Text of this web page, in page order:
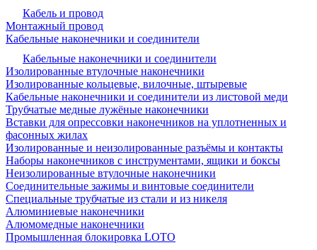
Кабель и провод
Монтажный провод
Кабельные наконечники и соединители
Кабельные наконечники и соединители
Изолированные втулочные наконечники
Изолированные кольцевые, вилочные, штыревые
Кабельные наконечники и соединители из листовой меди
Трубчатые медные лужёные наконечники
Вставки для опрессовки наконечников на уплотненных и
фасонных жилах
Изолированные и неизолированные разъёмы и контакты
Наборы наконечников с инструментами, ящики и боксы
Неизолированные втулочные наконечники
Соединительные зажимы и винтовые соединители
Специальные трубчатые из стали и из никеля
Алюминиевые наконечники
Алюмомедные наконечники
Промышленная блокировка LOTO